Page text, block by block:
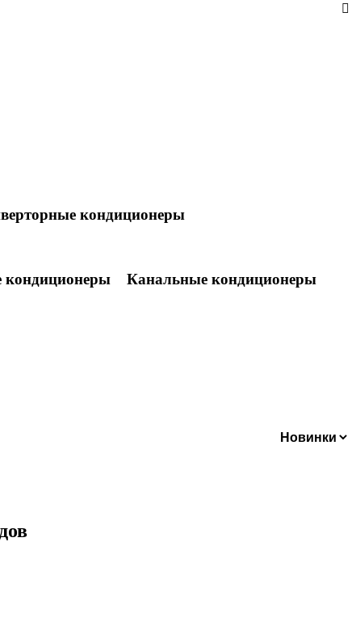
кондиционеры
кондиционеры Канальные кондиционеры